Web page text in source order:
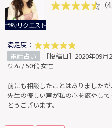
予約リクエスト
（
満足度：
電話占い
［投稿日］2020年09月
りん / 50代 女性
前にも相談したことはありました
先生の優しい声が私の心を癒やし
とうございます。